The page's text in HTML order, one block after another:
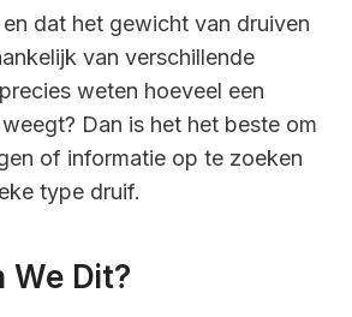
dat het gewicht van druiven
van verschillende
weten hoeveel een
Dan is het het beste om
of informatie op te zoeken
type druif.
We Dit?